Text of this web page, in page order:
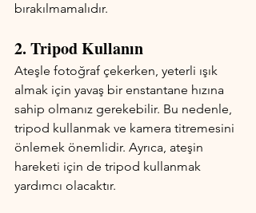
bırakılmamalıdır.
2. Tripod Kullanın
Ateşle fotoğraf çekerken, yeterli ışık
almak için yavaş bir enstantane hızına
sahip olmanız gerekebilir. Bu nedenle,
tripod kullanmak ve kamera titremesini
önlemek önemlidir. Ayrıca, ateşin
hareketi için de tripod kullanmak
yardımcı olacaktır.